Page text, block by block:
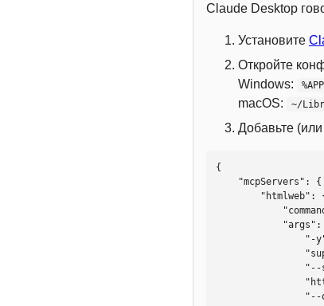
Claude Desktop
Установите
Откройте
Windows:
macOS: ~/
Добавьте
{